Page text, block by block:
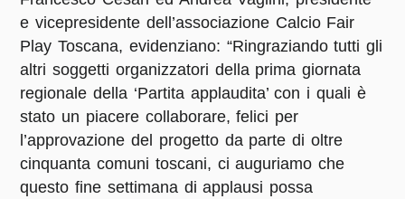
e vicepresidente dell’associazione Calcio Fair
Play Toscana, evidenziano: “Ringraziando tutti gli
altri soggetti organizzatori della prima giornata
regionale della ‘Partita applaudita’ con i quali è
stato un piacere collaborare, felici per
l’approvazione del progetto da parte di oltre
cinquanta comuni toscani, ci auguriamo che
questo fine settimana di applausi possa